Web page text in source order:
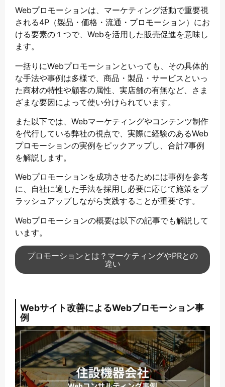
Webプロモーションは、マーケティング活動で重要視
される4P（製品・価格・流通・プロモーション）にお
ける要素の１つで、Webを活用した販売促進を意味し
ます。
一括りにWebプロモーションといっても、その具体的
な手法や事例は多様で、商品・製品・サービスといっ
た商材の特性や顧客の属性、実店舗の有無など、さま
ざまな要因によって使い分けられています。
また以下では、Webマーケティングやコンテンツ制作
を代行している弊社の視点で、実際に経験のあるWeb
プロモーションの実例をピックアップし、合計7事例
を解説します。
Webプロモーションを成功させるためには事例を参考
に、自社に適した手法を採用し必要に応じて施策をブ
ラッシュアップしながら実践することが重要です。
Webプロモーションの概要は以下の記事でも解説して
います。
プロモーションとは？マーケティングやPRとの
違い
Webサイト改善によるWebプロモーション事
例